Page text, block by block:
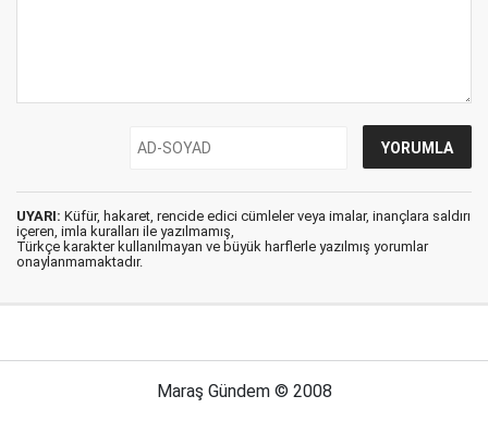
UYARI: Küfür, hakaret, rencide edici cümleler veya imalar, inançlara saldırı
içeren, imla kuralları ile yazılmamış,
Türkçe karakter kullanılmayan ve büyük harflerle yazılmış yorumlar
onaylanmamaktadır.
Maraş Gündem © 2008